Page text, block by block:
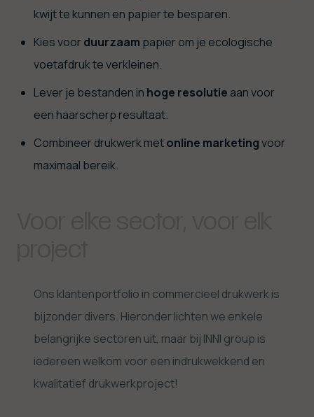
kwijt te kunnen en papier te besparen.
Kies voor duurzaam papier om je ecologische
voetafdruk te verkleinen.
Lever je bestanden in hoge resolutie aan voor
een haarscherp resultaat.
Combineer drukwerk metonline marketingvoor
maximaal bereik.
Ons klantenportfolio in commercieel drukwerk is
bijzonder divers. Hieronder lichten we enkele
belangrijke sectoren uit, maar bij INNI group is
iedereen welkom voor een indrukwekkend en
kwalitatief drukwerkproject!